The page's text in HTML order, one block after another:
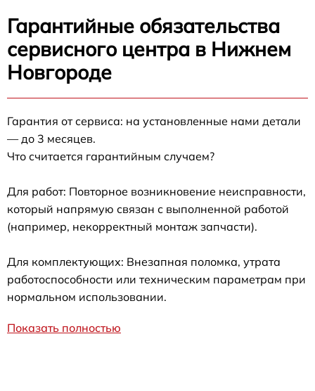
Гарантийные обязательства
сервисного центра в Нижнем
Новгороде
Гарантия от сервиса: на установленные нами детали
— до 3 месяцев.
Что считается гарантийным случаем?
Для работ: Повторное возникновение неисправности,
который напрямую связан с выполненной работой
(например, некорректный монтаж запчасти).
Для комплектующих: Внезапная поломка, утрата
работоспособности или техническим параметрам при
нормальном использовании.
Показать полностью